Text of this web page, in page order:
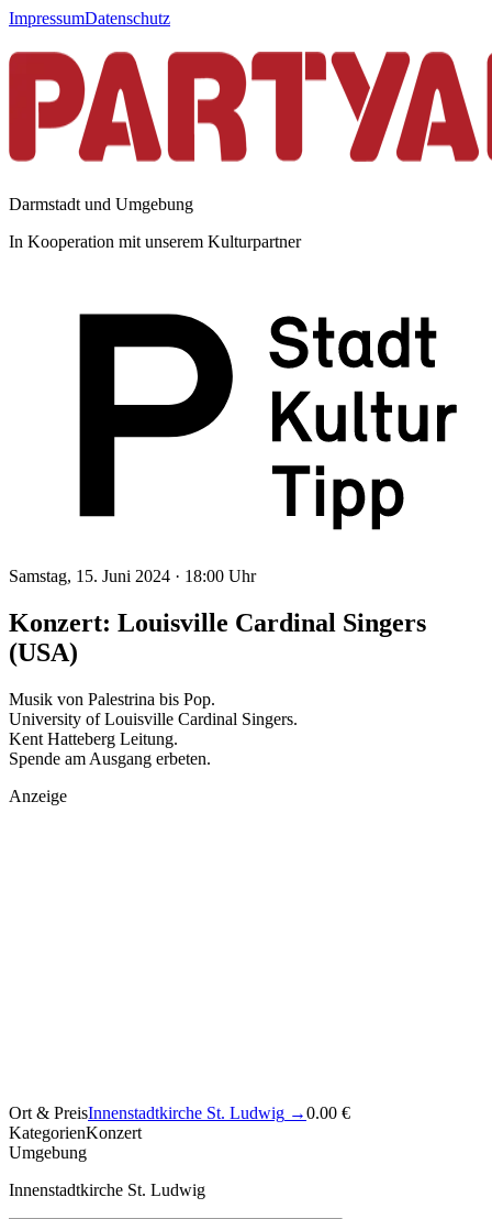
ImpressumDatenschutz
Darmstadt und Umgebung
In Kooperation mit unserem Kulturpartner
Samstag, 15. Juni 2024 · 18:00 Uhr
Konzert: Louisville Cardinal Singers
(USA)
Musik von Palestrina bis Pop.
University of Louisville Cardinal Singers.
Kent Hatteberg Leitung.
Spende am Ausgang erbeten.
Anzeige
Ort & PreisInnenstadtkirche St. Ludwig →0.00 €
KategorienKonzert
Umgebung
Innenstadtkirche St. Ludwig